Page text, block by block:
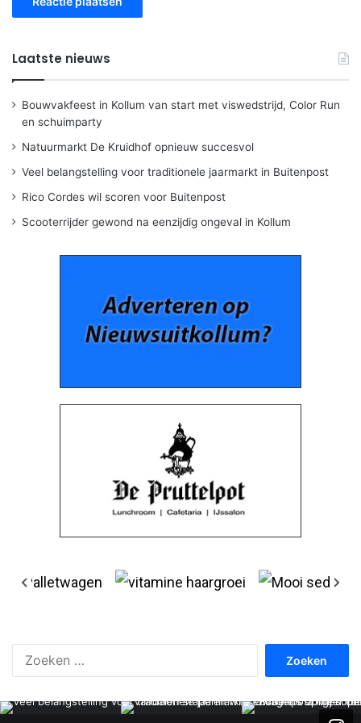
Laatste nieuws
Bouwvakfeest in Kollum van start met viswedstrijd, Color Run
en schuimparty
Natuurmarkt De Kruidhof opnieuw succesvol
Veel belangstelling voor traditionele jaarmarkt in Buitenpost
Rico Cordes wil scoren voor Buitenpost
Scooterrijder gewond na eenzijdig ongeval in Kollum